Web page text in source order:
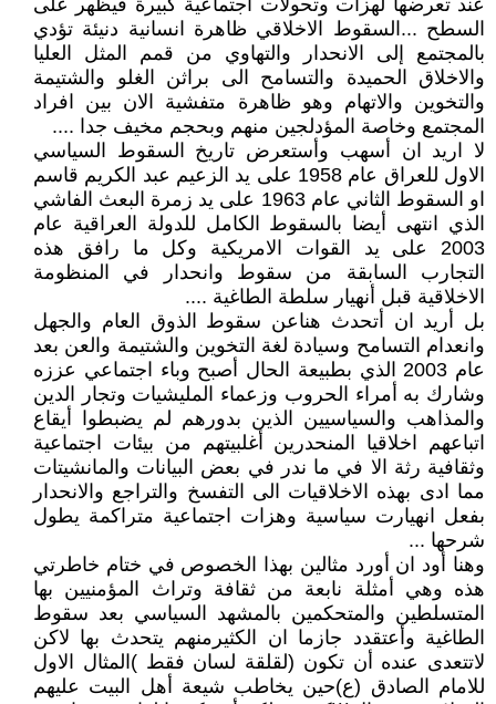
عند تعرضها لهزات وتحولات اجتماعية كبيرة فيظهر على
السطح ...السقوط الاخلاقي ظاهرة انسانية دنيئة تؤدي
بالمجتمع إلى الانحدار والتهاوي من قمم المثل العليا
والاخلاق الحميدة والتسامح الى براثن الغلو والشتيمة
والتخوين والاتهام وهو ظاهرة متفشية الان بين افراد
المجتمع وخاصة المؤدلجين منهم وبحجم مخيف جدا ....
لا اريد ان أسهب وأستعرض تاريخ السقوط السياسي
الاول للعراق عام 1958 على يد الزعيم عبد الكريم قاسم
او السقوط الثاني عام 1963 على يد زمرة البعث الفاشي
الذي انتهى أيضا بالسقوط الكامل للدولة العراقية عام
2003 على يد القوات الامريكية وكل ما رافق هذه
التجارب السابقة من سقوط وانحدار في المنظومة
الاخلاقية قبل أنهيار سلطة الطاغية ....
بل أريد ان أتحدث هناعن سقوط الذوق العام والجهل
وانعدام التسامح وسيادة لغة التخوين والشتيمة والعن بعد
عام 2003 الذي بطبيعة الحال أصبح وباء اجتماعي عززه
وشارك به أمراء الحروب وزعماء المليشيات وتجار الدين
والمذاهب والسياسيين الذين بدورهم لم يضبطوا أيقاع
اتباعهم اخلاقيا المنحدرين أغلبيتهم من بيئات اجتماعية
وثقافية رثة الا في ما ندر في بعض البيانات والمانشيتات
مما ادى بهذه الاخلاقيات الى التفسخ والتراجع والانحدار
بفعل انهيارت سياسية وهزات اجتماعية متراكمة يطول
شرحها ...
وهنا أود ان أورد مثالين بهذا الخصوص في ختام خاطرتي
هذه وهي أمثلة نابعة من ثقافة وتراث المؤمنيين بها
المتسلطين والمتحكمين بالمشهد السياسي بعد سقوط
الطاغية وأعتقدد جازما ان الكثيرمنهم يتحدث بها لاكن
لاتتعدى عنده أن تكون (لقلقة لسان فقط )المثال الاول
للامام الصادق (ع)حين يخاطب شيعة أهل البيت عليهم